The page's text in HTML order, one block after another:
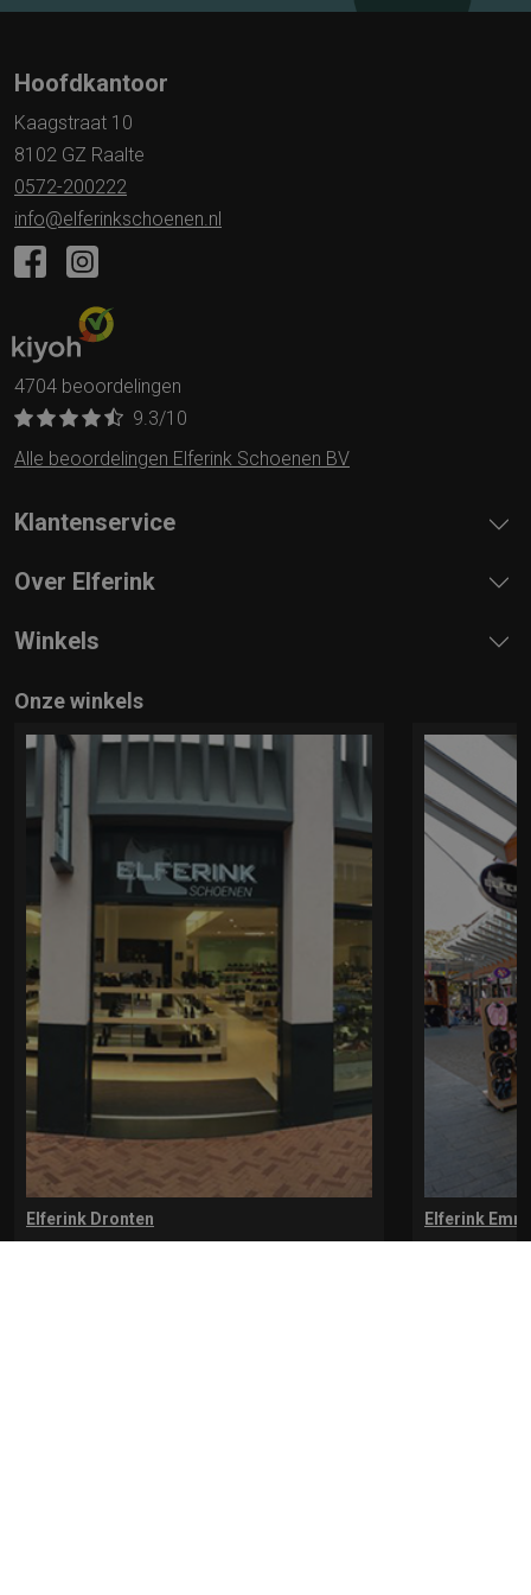
Hoofdkantoor
Kaagstraat 10
8102 GZ Raalte
0572-200222
info@elferinkschoenen.nl
4704 beoordelingen
9.3/10
Alle beoordelingen Elferink Schoenen BV
Klantenservice
Over Elferink
Winkels
Onze winkels
Elferink Dronten
Elferink